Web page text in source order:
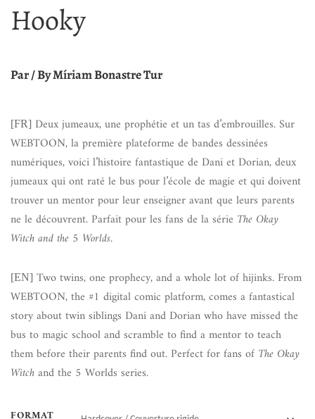
Hooky
Par / By Míriam Bonastre Tur
[FR] Deux jumeaux, une prophétie et un tas d’embrouilles. Sur
WEBTOON, la première plateforme de bandes dessinées
numériques, voici l’histoire fantastique de Dani et Dorian, deux
jumeaux qui ont raté le bus pour l’école de magie et qui doivent
trouver un mentor pour leur enseigner avant que leurs parents
ne le découvrent. Parfait pour les fans de la série The Okay
Witch and the 5 Worlds.
[EN] Two twins, one prophecy, and a whole lot of hijinks. From
WEBTOON, the #1 digital comic platform, comes a fantastical
story about twin siblings Dani and Dorian who have missed the
bus to magic school and scramble to find a mentor to teach
them before their parents find out. Perfect for fans of The Okay
Witchand the 5 Worlds series.